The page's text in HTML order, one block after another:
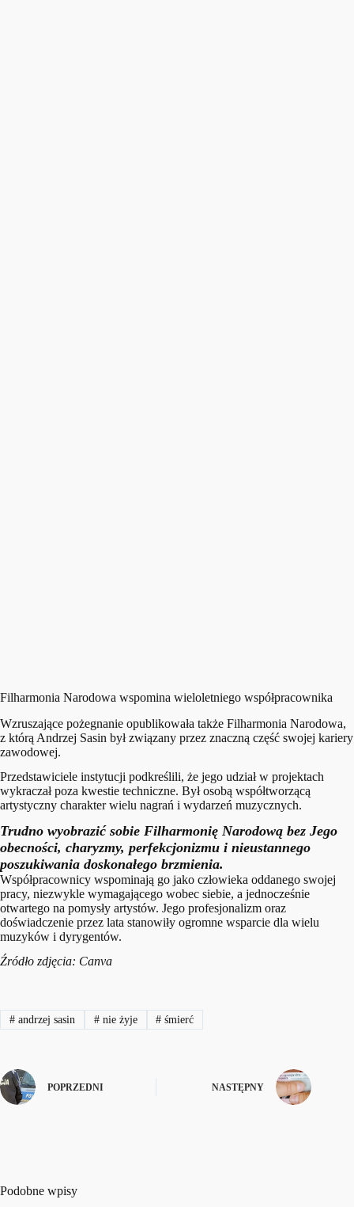
Filharmonia Narodowa wspomina wieloletniego współpracownika
Wzruszające pożegnanie opublikowała także Filharmonia Narodowa,
z którą Andrzej Sasin był związany przez znaczną część swojej kariery
zawodowej.
Przedstawiciele instytucji podkreślili, że jego udział w projektach
wykraczał poza kwestie techniczne. Był osobą współtworzącą
artystyczny charakter wielu nagrań i wydarzeń muzycznych.
Trudno wyobrazić sobie Filharmonię Narodową bez Jego
obecności, charyzmy, perfekcjonizmu i nieustannego
poszukiwania doskonałego brzmienia.
Współpracownicy wspominają go jako człowieka oddanego swojej
pracy, niezwykle wymagającego wobec siebie, a jednocześnie
otwartego na pomysły artystów. Jego profesjonalizm oraz
doświadczenie przez lata stanowiły ogromne wsparcie dla wielu
muzyków i dyrygentów.
Źródło zdjęcia: Canva
#andrzej sasin #nie żyje # śmierć
POPRZEDNI NASTĘPNY
Podobne wpisy